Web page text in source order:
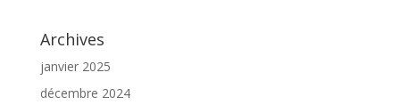
Archives
janvier 2025
décembre 2024